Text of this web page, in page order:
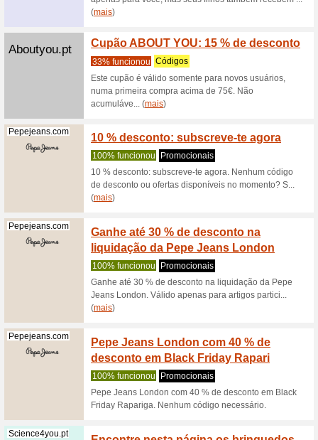
Código
válida
(mais
Chicco.pt
você
100%
€10 off
o... (mais